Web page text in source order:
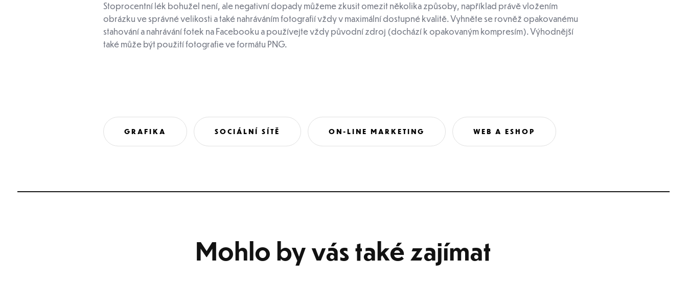
Stoprocentní lék bohužel není, ale negativní dopady můžeme zkusit omezit několika způsoby, například právě vložením
obrázku ve správné velikosti a také nahráváním fotografií vždy v maximální dostupné kvalitě. Vyhněte se rovněž opakovanému
stahování a nahrávání fotek na Facebooku a používejte vždy původní zdroj (dochází k opakovaným kompresím). Výhodnější
také může být použití fotografie ve formátu PNG.
GRAFIKA SOCIÁLNÍ SÍTĚ ON-LINE MARKETING WEB A ESHOP
Mohlo by vás také zajímat